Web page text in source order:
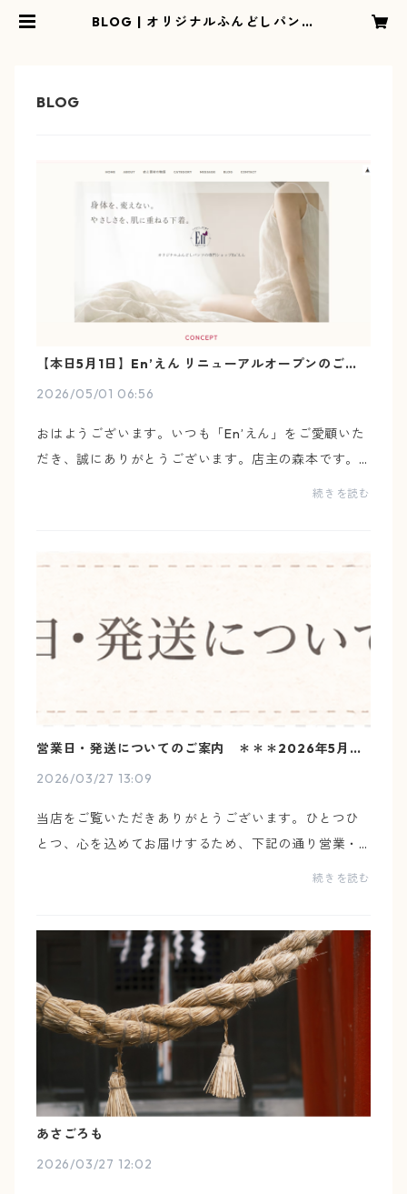
BLOG | オリジナルふんどしパンツ
【本日5月1日】En’えん リニューアルオープンのご挨
2026/05/01 06:56
おはようございます。いつも「En’えん」をご愛顧いた
だき、誠にありがとうございます。店主の森本です。
本日2026年5月1日、「オリジナルふんどしパンツの専
続きを読む
営業日・発送についてのご案内 ＊＊＊2026年5月＊
2026/03/27 13:09
当店をご覧いただきありがとうございます。ひとつひ
とつ、心を込めてお届けするため、下記の通り営業・
発送を行っております。■ 発送日月曜日〜金曜日■ 店
続きを読む
あさごろも
2026/03/27 12:02